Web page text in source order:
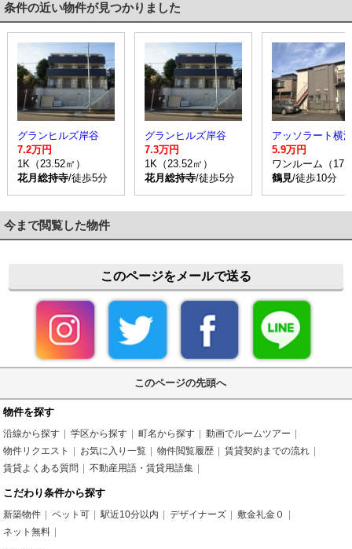
条件の近い物件が見つかりました
グランヒルズ岸谷
7.2万円
1K（23.52㎡）
花月総持寺/徒歩5分
グランヒルズ岸谷
7.3万円
1K（23.52㎡）
花月総持寺/徒歩5分
アッソラート横
5.9万円
ワンルーム（
鶴見/徒歩10分
今まで閲覧した物件
このページをメールで送る
このページの先頭へ
物件を探す
沿線から探す 学区から探す 町名から探す
動画でルームツアー
物件リクエスト
お気に入り一覧 物件閲覧履歴
賃貸契約までの流れ
賃貸よくある質問
不動産用語・賃貸用語集
こだわり条件から探す
新築物件 ペット可 駅近10分以内 デザイナーズ
敷金礼金０
ネット無料